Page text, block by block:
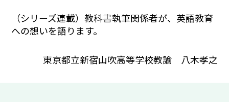
（シリーズ連載）教科書執筆関係者が、英語教育
への想いを語ります。
東京都立新宿山吹高等学校教諭 八木孝之